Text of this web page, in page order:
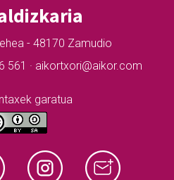
- 48170 Zamudio
561 · aikortxori@aikor.com
garatua